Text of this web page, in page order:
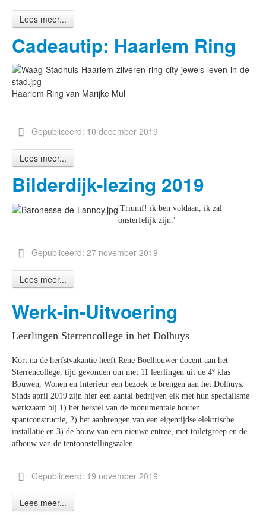
Lees meer...
Cadeautip: Haarlem Ring
Haarlem Ring van Marijke Mul
Gepubliceerd: 10 december 2019
Lees meer...
Bilderdijk-lezing 2019
'Triumf! ik ben voldaan, ik zal
onsterfelijk zijn.'
Gepubliceerd: 27 november 2019
Lees meer...
Werk-in-Uitvoering
Leerlingen Sterrencollege in het Dolhuys
Kort na de herfstvakantie heeft Rene Boelhouwer docent aan het
Sterrencollege, tijd gevonden om met 11 leerlingen uit de 4e klas
Bouwen, Wonen en Interieur een bezoek te brengen aan het Dolhuys.
Sinds april 2019 zijn hier een aantal bedrijven elk met hun specialisme
werkzaam bij 1) het herstel van de monumentale houten
spantconstructie, 2) het aanbrengen van een eigentijdse elektrische
installatie en 3) de bouw van een nieuwe entree, met toiletgroep en de
afbouw van de tentoonstellingszalen.
Gepubliceerd: 19 november 2019
Lees meer...